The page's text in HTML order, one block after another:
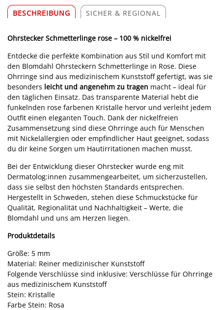
BESCHREIBUNG SICHER & REGIONAL
Ohrstecker Schmetterlinge rose – 100 % nickelfrei
Entdecke die perfekte Kombination aus Stil und Komfort mit
den Blomdahl Ohrsteckern Schmetterlinge in Rose. Diese
Ohrringe sind aus medizinischem Kunststoff gefertigt, was sie
besonders leicht und angenehm zu tragen macht – ideal für
den täglichen Einsatz. Das transparente Material hebt die
funkelnden rose farbenen Kristalle hervor und verleiht jedem
Outfit einen eleganten Touch. Dank der nickelfreien
Zusammensetzung sind diese Ohrringe auch für Menschen
mit Nickelallergien oder empfindlicher Haut geeignet, sodass
du dir keine Sorgen um Hautirritationen machen musst.
Bei der Entwicklung dieser Ohrstecker wurde eng mit
Dermatolog:innen zusammengearbeitet, um sicherzustellen,
dass sie selbst den höchsten Standards entsprechen.
Hergestellt in Schweden, stehen diese Schmuckstücke für
Qualität, Regionalität und Nachhaltigkeit – Werte, die
Blomdahl und uns am Herzen liegen.
Produktdetails
Größe: 5 mm
Material: Reiner medizinischer Kunststoff
Folgende Verschlüsse sind inklusive: Verschlüsse für Ohrringe
aus medizinischem Kunststoff
Stein: Kristalle
Farbe Stein: Rosa